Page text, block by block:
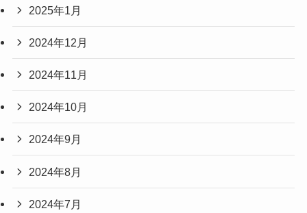
2025年1月
2024年12月
2024年11月
2024年10月
2024年9月
2024年8月
2024年7月